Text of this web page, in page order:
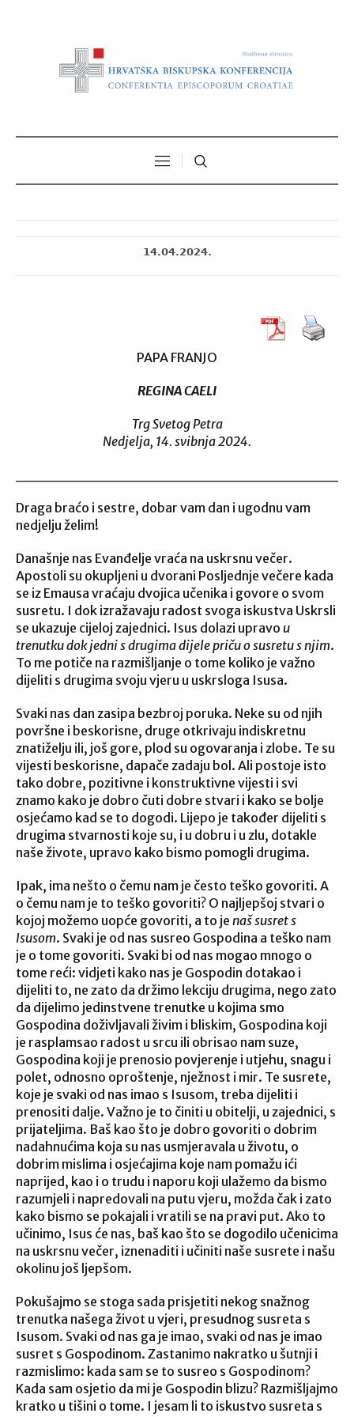
14.04.2024.
PAPA FRANJO
REGINA CAELI
Trg Svetog Petra
Nedjelja, 14. svibnja 2024.
Draga braćo i sestre, dobar vam dan i ugodnu vam
nedjelju želim!
Današnje nas Evanđelje vraća na uskrsnu večer.
Apostoli su okupljeni u dvorani Posljednje večere kada
se iz Emausa vraćaju dvojica učenika i govore o svom
susretu. I dok izražavaju radost svoga iskustva Uskrsli
se ukazuje cijeloj zajednici. Isus dolazi upravo u
trenutku dok jedni s drugima dijele priču o susretu s njim.
To me potiče na razmišljanje o tome koliko je važno
dijeliti s drugima svoju vjeru u uskrsloga Isusa.
Svaki nas dan zasipa bezbroj poruka. Neke su od njih
površne i beskorisne, druge otkrivaju indiskretnu
znatiželju ili, još gore, plod su ogovaranja i zlobe. Te su
vijesti beskorisne, dapače zadaju bol. Ali postoje isto
tako dobre, pozitivne i konstruktivne vijesti i svi
znamo kako je dobro čuti dobre stvari i kako se bolje
osjećamo kad se to dogodi. Lijepo je također dijeliti s
drugima stvarnosti koje su, i u dobru i u zlu, dotakle
naše živote, upravo kako bismo pomogli drugima.
Ipak, ima nešto o čemu nam je često teško govoriti. A
o čemu nam je to teško govoriti? O najljepšoj stvari o
kojoj možemo uopće govoriti, a to je naš susret s
Isusom. Svaki je od nas susreo Gospodina a teško nam
je o tome govoriti. Svaki bi od nas mogao mnogo o
tome reći: vidjeti kako nas je Gospodin dotakao i
dijeliti to, ne zato da držimo lekciju drugima, nego zato
da dijelimo jedinstvene trenutke u kojima smo
Gospodina doživljavali živim i bliskim, Gospodina koji
je rasplamsao radost u srcu ili obrisao nam suze,
Gospodina koji je prenosio povjerenje i utjehu, snagu i
polet, odnosno oproštenje, nježnost i mir. Te susrete,
koje je svaki od nas imao s Isusom, treba dijeliti i
prenositi dalje. Važno je to činiti u obitelji, u zajednici, s
prijateljima. Baš kao što je dobro govoriti o dobrim
nadahnućima koja su nas usmjeravala u životu, o
dobrim mislima i osjećajima koje nam pomažu ići
naprijed, kao i o trudu i naporu koji ulažemo da bismo
razumjeli i napredovali na putu vjeru, možda čak i zato
kako bismo se pokajali i vratili se na pravi put. Ako to
učinimo, Isus će nas, baš kao što se dogodilo učenicima
na uskrsnu večer, iznenaditi i učiniti naše susrete i našu
okolinu još ljepšom.
Pokušajmo se stoga sada prisjetiti nekog snažnog
trenutka našega život u vjeri, presudnog susreta s
Isusom. Svaki od nas ga je imao, svaki od nas je imao
susret s Gospodinom. Zastanimo nakratko u šutnji i
razmislimo: kada sam se to susreo s Gospodinom?
Kada sam osjetio da mi je Gospodin blizu? Razmišljajmo
kratko u tišini o tome. I jesam li to iskustvo susreta s